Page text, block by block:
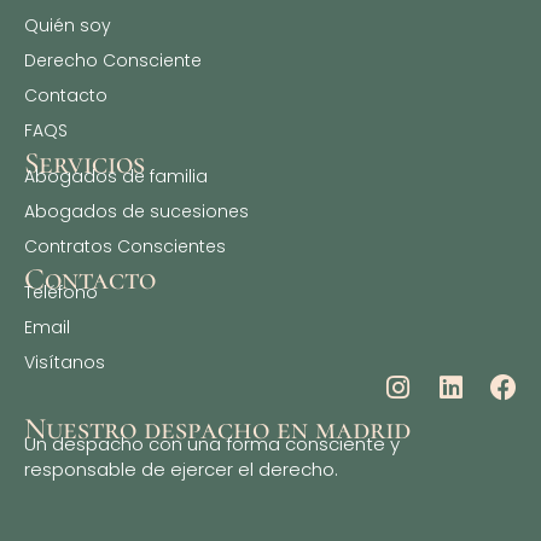
Quién soy
Derecho Consciente
Contacto
FAQS
Servicios
⁠Abogados de familia
⁠Abogados de sucesiones
Contratos Conscientes
Contacto
Teléfono
Email
Visítanos
Nuestro despacho en madrid
Un despacho con una forma consciente y
responsable de ejercer el derecho.